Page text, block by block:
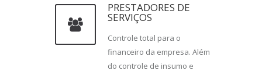
PRESTADORES DE
SERVIÇOS
Controle total para o
financeiro da empresa. Além
do controle de insumo e